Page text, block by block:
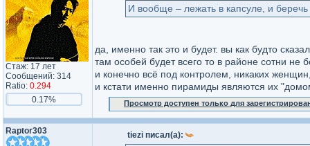
Стаж: 17 лет
Сообщений: 314
Ratio: 0.294
0.17%
И вообще – лежать в капсуле, и
да, именно так это и будет. вы как будто
там особей будет всего то в районе сотни не
и конечно всё под контролем, никаких
и кстати именно пирамиды являются их
Просмотр доступен только для
Raptor303 tiezi писал(а):